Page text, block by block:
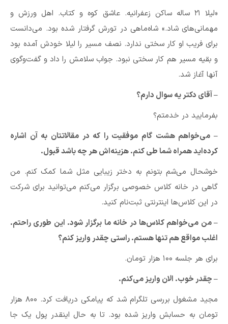
«لیلا ۲۱ ساله ساکن زعفرانیه. عاشق کوه و کتاب. اهل ورزش و
مهمانی‌های شاد.» شاه‌ماهی در تورش گرفتار شده بود. می‌دانست
برای فریب او کار سختی ندارد. نصف مسیر را لیلا خودش آمده بود
و بقیه مسیر هم کار سختی نبود. جواب سلامش را داد و گفت‌وگوی
آنها آغاز شد.
– آقای دکتر یه سوال دارم؟
بفرمایید در خدمتم؟
– می‌خواهم هشت گام موفقیت را که در مقالاتتان به آن اشاره
کرده‌اید همراه شما طی کنم. هزینه‌اش هر چه باشد قبول.
خوشحال می‌شم بتونم به دختر زیبایی مثل شما کمک کنم. من
گاهی در خانه کلاس خصوصی برگزار می‌کنم می‌توانید برای شرکت
در این کلاس‌ها اینترنتی ثبت‌نام کنید.
– من می‌خواهم کلاس‌ها در خانه ما برگزار شود. این طوری راحتم.
اغلب مواقع هم تنها هستم. راستی چقدر واریز کنم؟
برای هر جلسه ۱۰۰ هزار تومان.
– چقدر خوب. الان واریز می‌کنم.
مجید مشغول بررسی تلگرام شد که پیامکی دریافت کرد. ۸۰۰ هزار
تومان به حسابش واریز شده بود. تا به حال اینقدر پول یک جا